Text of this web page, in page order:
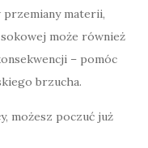
materii,
może również
– pomóc
brzucha.
możesz poczuć już